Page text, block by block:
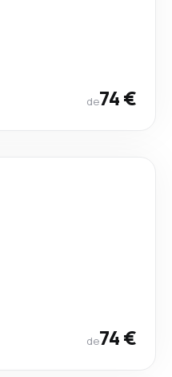
de74 €
de74 €